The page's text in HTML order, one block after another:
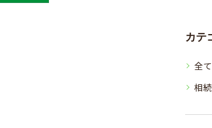
カテ
全
相